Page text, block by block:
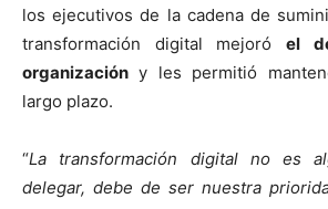
los ejecutivos de la cadena de
transformación digital mejoró el
organización y les permitió
largo plazo.
“La transformación digital no es
delegar, debe de ser nuestra